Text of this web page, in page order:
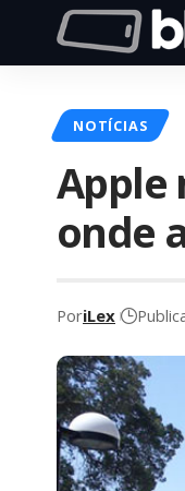
NOTÍCIAS
Apple
onde
PoriLex